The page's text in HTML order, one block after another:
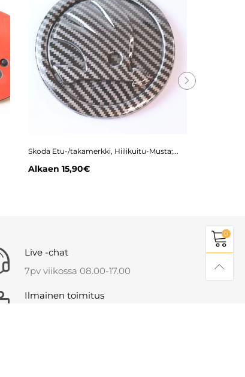
Skoda Etu-/takamerkki, Hiilikuitu-Musta;...
Alkaen 15,90€
Live -chat
7pv viikossa 08.00-17.00
Ilmainen toimitus
0